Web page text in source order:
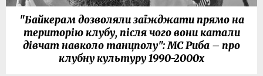
"Байкерам дозволяли заїжджати прямо на
територію клубу, після чого вони катали
дівчат навколо танцполу": МС Риба – про
клубну культуру 1990-2000х